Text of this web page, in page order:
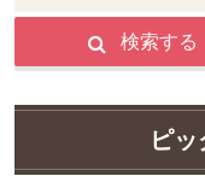
検索する
ピ